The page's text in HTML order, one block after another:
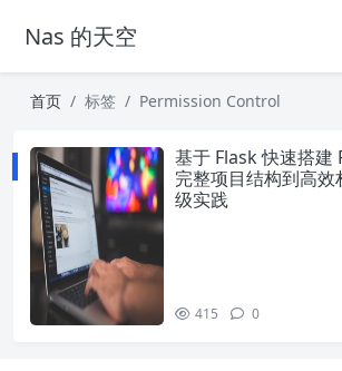
Nas 的天空
首页 标签 Permission Control
基于 Flask 快速搭建
完整项目结构到高
级实践
415 0